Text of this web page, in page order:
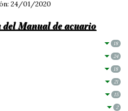
24/01/2020
del Manual de acuario
18
24
18
21
15
2